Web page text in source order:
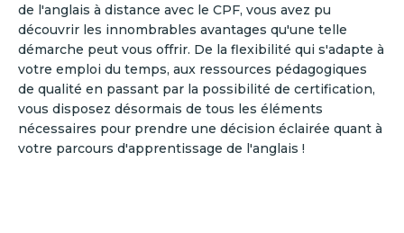
de l'anglais à distance avec le CPF, vous avez pu
découvrir les innombrables avantages qu'une telle
démarche peut vous offrir. De la flexibilité qui s'adapte à
votre emploi du temps, aux ressources pédagogiques
de qualité en passant par la possibilité de certification,
vous disposez désormais de tous les éléments
nécessaires pour prendre une décision éclairée quant à
votre parcours d'apprentissage de l'anglais !